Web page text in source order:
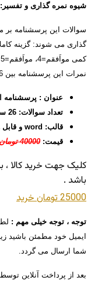
شیوه نمره گذاری و تفسیر:
نمرات این پرسشنامه بین 26 تا 156 در نوسان می باشد.
عنوان : پرسشنامه
تعداد سوالات: 26 سوال
قالب: word و قابل ویرایش
قیمت: 40000 تومان
کليک جهت خريد کالا ،
باشد .
25000 تومان
خريد
توجه ، توجه خیلی مهم :
ایمیل خود مطمئن باشید
شما ارسال می گردد.
بعد از پرداخت آنلاین